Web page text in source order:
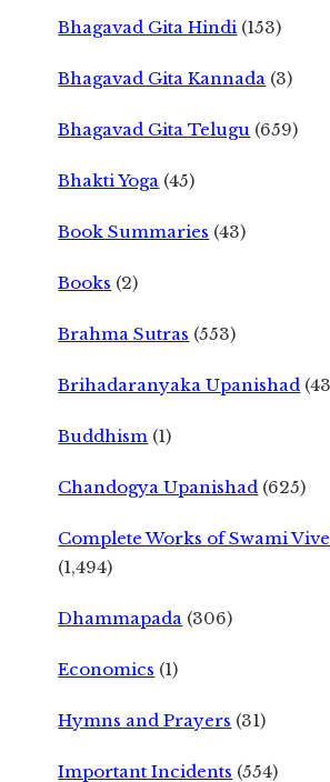
Bhagavad Gita Hindi (153)
Bhagavad Gita Kannada (3)
Bhagavad Gita Telugu (659)
Bhakti Yoga (45)
Book Summaries (43)
Books (2)
Brahma Sutras (553)
Brihadaranyaka Upanishad
Buddhism (1)
Chandogya Upanishad (625)
Complete Works of Swami
(1,494)
Dhammapada (306)
Economics (1)
Hymns and Prayers (31)
Important Incidents (554)